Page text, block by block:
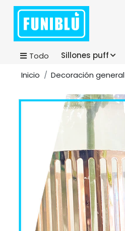
Todo Sillones puff
Inicio
Decoración general